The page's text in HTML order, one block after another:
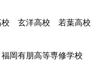
校 玄洋高校 若葉高校
岡有朋高等専修学校